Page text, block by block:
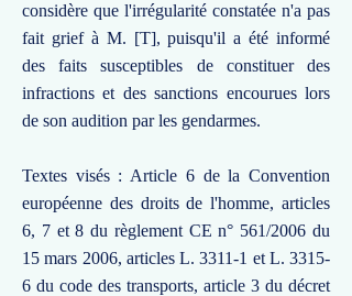
considère que l'irrégularité constatée n'a pas
fait grief à M. [T], puisqu'il a été informé
des faits susceptibles de constituer des
infractions et des sanctions encourues lors
de son audition par les gendarmes.
Textes visés : Article 6 de la Convention
européenne des droits de l'homme, articles
6, 7 et 8 du règlement CE n° 561/2006 du
15 mars 2006, articles L. 3311-1 et L. 3315-
6 du code des transports, article 3 du décret